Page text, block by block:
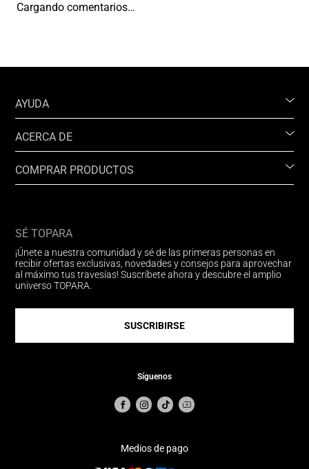
Cargando comentarios…
AYUDA
ACERCA DE
COMPRAR PRODUCTOS
SÉ TOPARA
¡Únete a nuestra comunidad y sé de las primeras personas en
recibir ofertas exclusivas, novedades y consejos para aprovechar
al máximo tus travesías! Suscríbete ahora y descubre el amplio
universo TOPARA.
SUSCRIBIRSE
Síguenos
Medios de pago